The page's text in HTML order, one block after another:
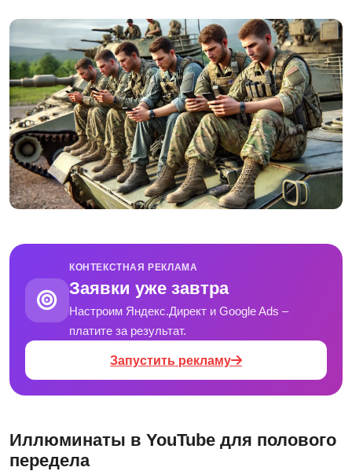
КОНТЕКСТНАЯ РЕКЛАМА
Заявки уже завтра
Настроим Яндекс.Директ и Google Ads –
платите за результат.
Запустить рекламу
Иллюминаты в YouTube для полового
передела